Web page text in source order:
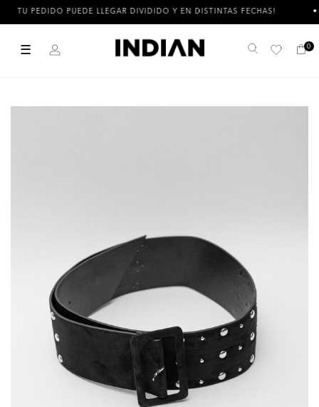
PEDIDO PUEDE LLEGAR DIVIDIDO Y EN DISTINTAS FECHAS!
☰ Buscar 0